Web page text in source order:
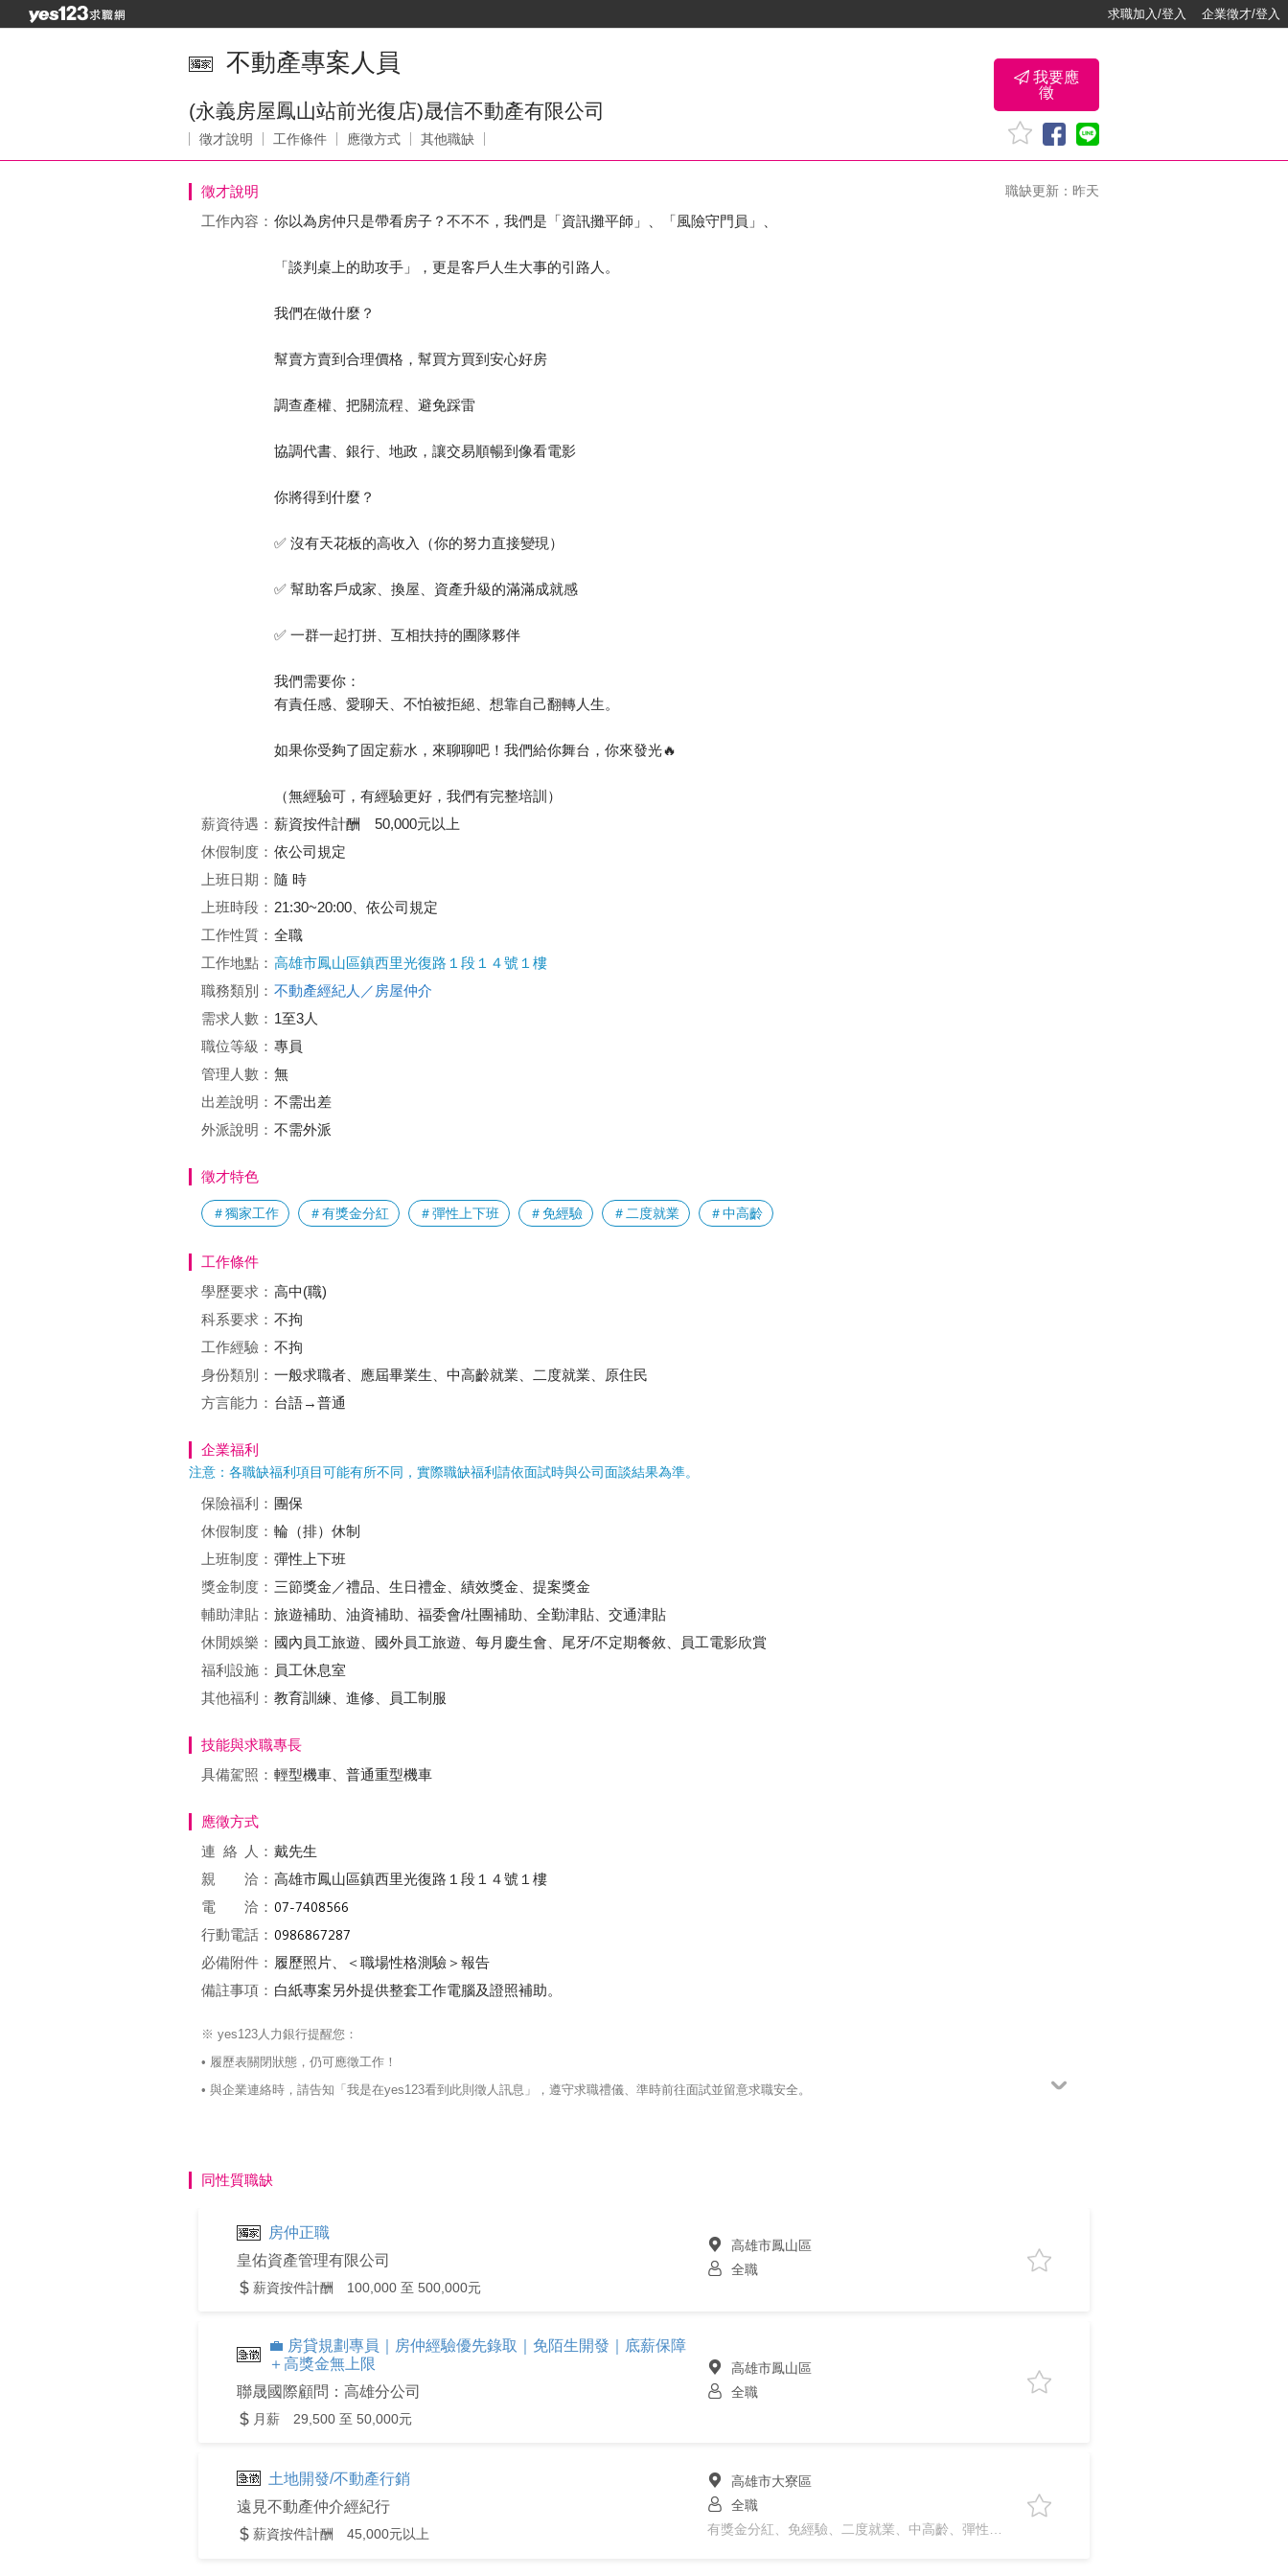
求職加入/登入 企業徵才/登入
不動產專案人員
(永義房屋鳳山站前光復店)晟信不動產有限公司
徵才說明 工作條件 應徵方式 其他職缺
我要應
徵
徵才說明 職缺更新：昨天
工作內容： 你以為房仲只是帶看房子？不不不，我們是「資訊攤平師」、「風險守門員」、
「談判桌上的助攻手」，更是客戶人生大事的引路人。
我們在做什麼？
幫賣方賣到合理價格，幫買方買到安心好房
調查產權、把關流程、避免踩雷
協調代書、銀行、地政，讓交易順暢到像看電影
你將得到什麼？
✅ 沒有天花板的高收入（你的努力直接變現）
✅ 幫助客戶成家、換屋、資產升級的滿滿成就感
✅ 一群一起打拼、互相扶持的團隊夥伴
我們需要你：
有責任感、愛聊天、不怕被拒絕、想靠自己翻轉人生。
如果你受夠了固定薪水，來聊聊吧！我們給你舞台，你來發光🔥
（無經驗可，有經驗更好，我們有完整培訓）
薪資待遇： 薪資按件計酬 50,000元以上
休假制度： 依公司規定
上班日期： 隨 時
上班時段： 21:30~20:00、依公司規定
工作性質： 全職
工作地點： 高雄市鳳山區鎮西里光復路１段１４號１樓
職務類別： 不動產經紀人／房屋仲介
需求人數： 1至3人
職位等級： 專員
管理人數： 無
出差說明： 不需出差
外派說明： 不需外派
徵才特色
＃獨家工作 ＃有獎金分紅 ＃彈性上下班 ＃免經驗 ＃二度就業 ＃中高齡
工作條件
學歷要求： 高中(職)
科系要求： 不拘
工作經驗： 不拘
身份類別： 一般求職者、應屆畢業生、中高齡就業、二度就業、原住民
方言能力： 台語→普通
企業福利
注意：各職缺福利項目可能有所不同，實際職缺福利請依面試時與公司面談結果為準。
保險福利： 團保
休假制度： 輪（排）休制
上班制度： 彈性上下班
獎金制度： 三節獎金／禮品、生日禮金、績效獎金、提案獎金
輔助津貼： 旅遊補助、油資補助、福委會/社團補助、全勤津貼、交通津貼
休閒娛樂： 國內員工旅遊、國外員工旅遊、每月慶生會、尾牙/不定期餐敘、員工電影欣賞
福利設施： 員工休息室
其他福利： 教育訓練、進修、員工制服
技能與求職專長
具備駕照： 輕型機車、普通重型機車
應徵方式
連絡
人： 戴先生
親 洽： 高雄市鳳山區鎮西里光復路１段１４號１樓
電 洽：
行動電話：
必備附件： 履歷照片、＜職場性格測驗＞報告
備註事項： 白紙專案另外提供整套工作電腦及證照補助。
※ yes123人力銀行提醒您：
• 履歷表關閉狀態，仍可應徵工作！
• 與企業連絡時，請告知「我是在yes123看到此則徵人訊息」，遵守求職禮儀、準時前往面試並留意求職安全。
同性質職缺
房仲正職
皇佑資產管理有限公司
薪資按件計酬 100,000 至 500,000元
高雄市鳳山區
全職
💼 房貸規劃專員｜房仲經驗優先錄取｜免陌生開發｜底薪保障
＋高獎金無上限
聯晟國際顧問：高雄分公司
月薪 29,500 至 50,000元
高雄市鳳山區
全職
土地開發/不動產行銷
遠見不動產仲介經紀行
薪資按件計酬 45,000元以上
高雄市大寮區
全職